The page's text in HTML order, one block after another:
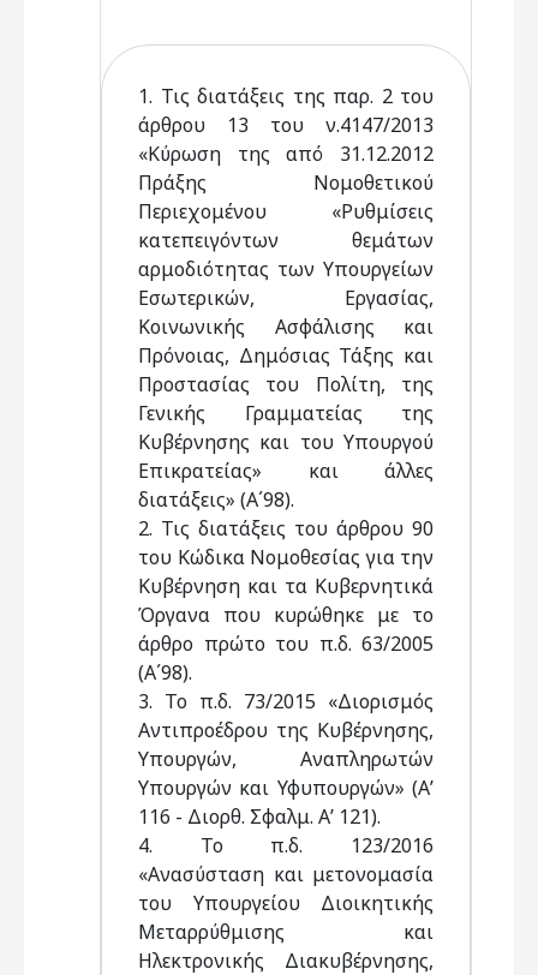
1. Τις διατάξεις της παρ. 2 του
άρθρου 13 του ν.4147/2013
«Κύρωση της από 31.12.2012
Πράξης Νομοθετικού
Περιεχομένου «Ρυθμίσεις
κατεπειγόντων θεμάτων
αρμοδιότητας των Υπουργείων
Εσωτερικών, Εργασίας,
Κοινωνικής Ασφάλισης και
Πρόνοιας, Δημόσιας Τάξης και
Προστασίας του Πολίτη, της
Γενικής Γραμματείας της
Κυβέρνησης και του Υπουργού
Επικρατείας» και άλλες
διατάξεις» (Α΄98).
2. Τις διατάξεις του άρθρου 90
του Κώδικα Νομοθεσίας για την
Κυβέρνηση και τα Κυβερνητικά
Όργανα που κυρώθηκε με το
άρθρο πρώτο του π.δ. 63/2005
(Α΄98).
3. Το π.δ. 73/2015 «Διορισμός
Αντιπροέδρου της Κυβέρνησης,
Υπουργών, Αναπληρωτών
Υπουργών και Υφυπουργών» (Α’
116 - Διορθ. Σφαλμ. Α’ 121).
4. Το π.δ. 123/2016
«Ανασύσταση και μετονομασία
του Υπουργείου Διοικητικής
Μεταρρύθμισης και
Ηλεκτρονικής Διακυβέρνησης,